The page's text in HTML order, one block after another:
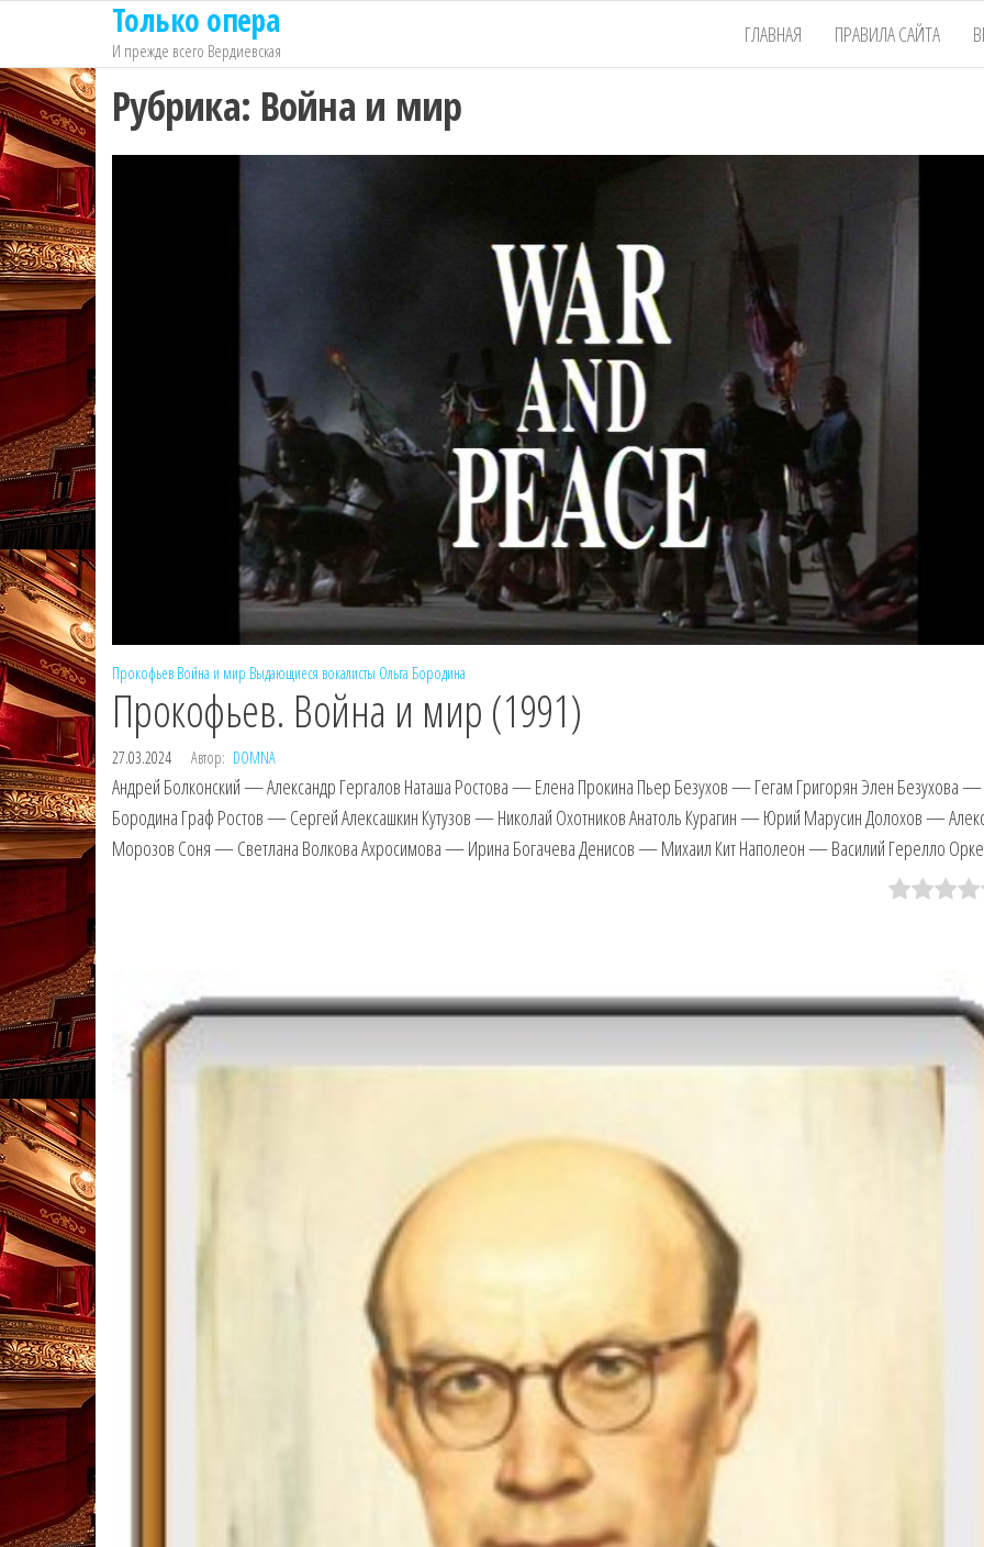
содержимому
Только опера
И прежде всего Вердиевская
ГЛАВНАЯ ПРАВИЛА САЙТА
Рубрика: Война и мир
Прокофьев Война и мир Выдающиеся вокалисты Ольга Бородина
Прокофьев. Война и мир (1991)
27.03.2024 Автор: DOMNA
Андрей Болконский — Александр Гергалов Наташа Ростова — Елена Прокина Пьер Безухов — Гегам Григорян Элен Безухова
Бородина Граф Ростов — Сергей Алексашкин Кутузов — Николай Охотников Анатоль Курагин — Юрий Марусин Долохов —
Морозов Соня — Светлана Волкова Ахросимова — Ирина Богачева Денисов — Михаил Кит Наполеон — Василий Герелло